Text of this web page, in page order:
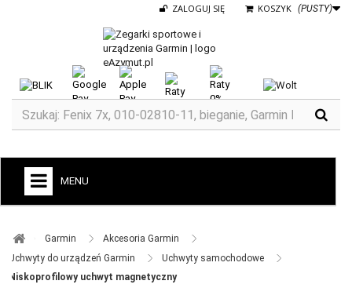
KOSZYK (PUSTY)
ZALOGUJ SIĘ
MENU
ZEGARKI DO BIEGANIA
ZEGARKI DLA DZIECI GARMIN
Garmin ​
Akcesoria Garmin ​
Uchwyty do urządzeń Garmin ​
Uchwyty samochodowe ​
Niskoprofilowy uchwyt magnetyczny